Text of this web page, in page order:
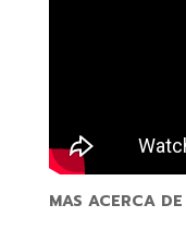
MAS ACERCA